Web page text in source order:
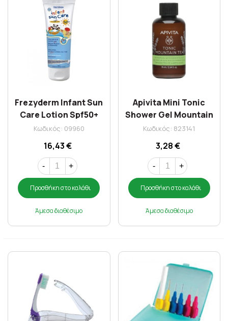
Frezyderm Infant Sun
Care Lotion Spf50+
100ml
Κωδικός: 09960
16,43 €
- +
Προσθήκη στο καλάθι
Άμεσα διαθέσιμο
Apivita Mini Tonic
Shower Gel Mountain
Tea 75ml
Κωδικός: 823141
3,28 €
- +
Προσθήκη στο καλάθι
Άμεσα διαθέσιμο